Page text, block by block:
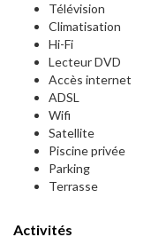
Télévision
Climatisation
Hi-Fi
Lecteur DVD
Accès internet
ADSL
Wifi
Satellite
Piscine privée
Parking
Terrasse
Activités